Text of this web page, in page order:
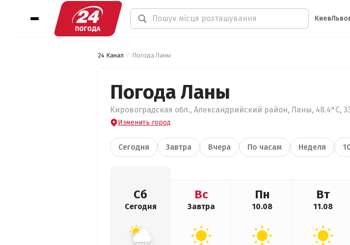
Киев
24 Канал Погода Ланы
Погода Ланы
Кировоградская обл., Александрийский район, Ланы, 48.4°С,
Изменить город
Сегодня Завтра Вчера По часам Неделя
Сб
Сегодня
Вс
Завтра
Пн
10.08
Вт
11.08